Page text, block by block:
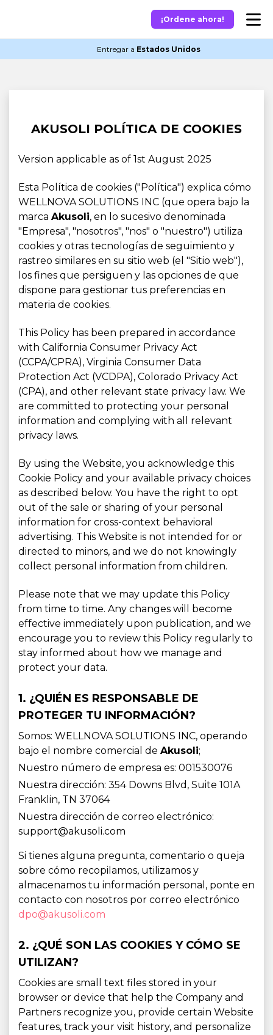
¡Ordene ahora!
Entregar a Estados Unidos
AKUSOLI POLÍTICA DE COOKIES
Version applicable as of 1st August 2025
Esta Política de cookies ("Política") explica cómo
WELLNOVA SOLUTIONS INC (que opera bajo la
marca Akusoli, en lo sucesivo denominada
"Empresa", "nosotros", "nos" o "nuestro") utiliza
cookies y otras tecnologías de seguimiento y
rastreo similares en su sitio web (el "Sitio web"),
los fines que persiguen y las opciones de que
dispone para gestionar tus preferencias en
materia de cookies.
This Policy has been prepared in accordance
with California Consumer Privacy Act
(CCPA/CPRA), Virginia Consumer Data
Protection Act (VCDPA), Colorado Privacy Act
(CPA), and other relevant state privacy law. We
are committed to protecting your personal
information and complying with all relevant
privacy laws.
By using the Website, you acknowledge this
Cookie Policy and your available privacy choices
as described below. You have the right to opt
out of the sale or sharing of your personal
information for cross-context behavioral
advertising. This Website is not intended for or
directed to minors, and we do not knowingly
collect personal information from children.
Please note that we may update this Policy
from time to time. Any changes will become
effective immediately upon publication, and we
encourage you to review this Policy regularly to
stay informed about how we manage and
protect your data.
1. ¿QUIÉN ES RESPONSABLE DE
PROTEGER TU INFORMACIÓN?
Somos: WELLNOVA SOLUTIONS INC, operando
bajo el nombre comercial de Akusoli;
Nuestro número de empresa es: 001530076
Nuestra dirección: 354 Downs Blvd, Suite 101A
Franklin, TN 37064
Nuestra dirección de correo electrónico:
support@akusoli.com
Si tienes alguna pregunta, comentario o queja
sobre cómo recopilamos, utilizamos y
almacenamos tu información personal, ponte en
contacto con nosotros por correo electrónico
dpo@akusoli.com
2. ¿QUÉ SON LAS COOKIES Y CÓMO SE
UTILIZAN?
Cookies are small text files stored in your
browser or device that help the Company and
Partners recognize you, provide certain Website
features, track your visit history, and personalize